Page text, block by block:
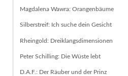
Magdalena Wawra: Orangenbäume
Silberstreif: Ich suche dein Gesicht
Rheingold: Dreiklangsdimensionen
Peter Schilling: Die Wüste lebt
D.A.F.: Der Räuber und der Prinz